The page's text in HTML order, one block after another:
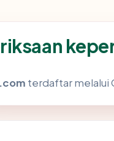
terdaftar melalui